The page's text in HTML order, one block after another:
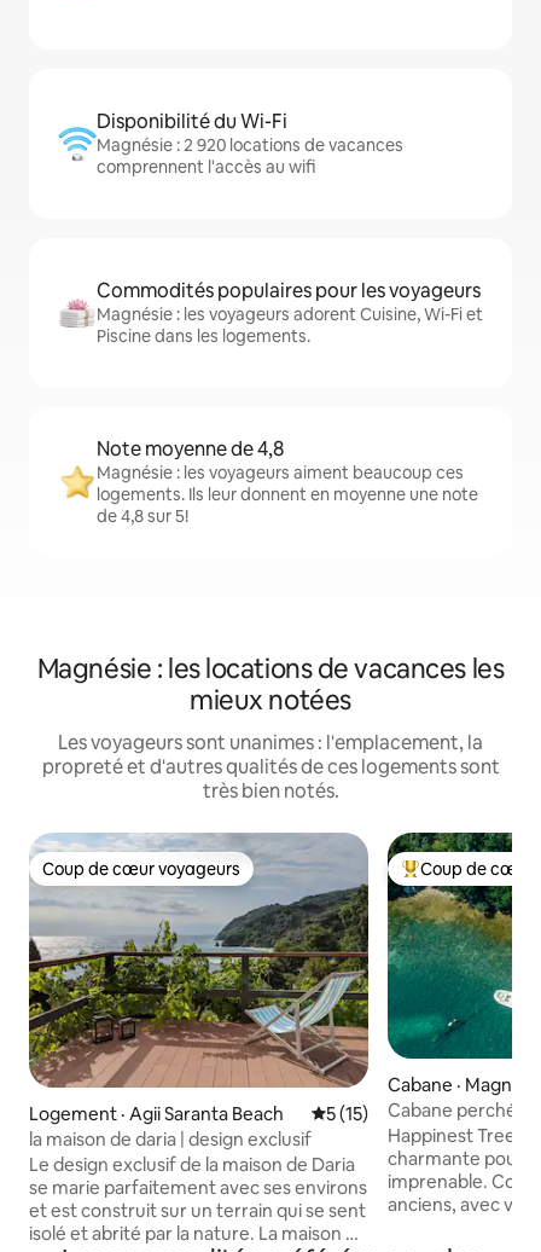
Disponibilité du Wi-Fi
Magnésie : 2 920 locations de vacances
comprennent l'accès au wifi
Commodités populaires pour les voyageurs
Magnésie : les voyageurs adorent Cuisine, Wi-Fi et
Piscine dans les logements.
Note moyenne de 4,8
Magnésie : les voyageurs aiment beaucoup ces
logements. Ils leur donnent en moyenne une note
de 4,8 sur 5!
Magnésie : les locations de vacances les
mieux notées
Les voyageurs sont unanimes : l'emplacement, la
propreté et d'autres qualités de ces logements sont
très bien notés.
Coup de cœur voyageurs
Coup de cœur voyageurs
Logement · Agii Saranta Beach Note moyenne de 5 sur 5,
5 (15)
la maison de daria | design exclusif
Le design exclusif de la maison de Daria
se marie parfaitement avec ses environs
et est construit sur un terrain qui se sent
isolé et abrité par la nature. La maison de
Coup de cœur
Coup de cœur
Cabane ·
Cabane perchée
mer avec vue
Happinest
charmante pour
imprenable.
anciens, avec vue